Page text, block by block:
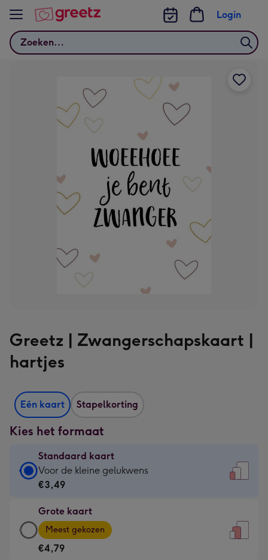
Bekijk meer
Zoeken
Login
Greetz | Zwangerschapskaart |
hartjes
Eén kaart Stapelkorting
Kies het formaat
Standaard kaart
Standaard
kaart
€3,49
-
Voor
Voor de kleine gelukwens
€3,49
Grote kaart
Grote
kaart
-
Meest gekozen
€4,79